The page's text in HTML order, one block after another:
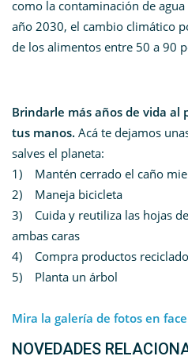
como la contaminación de
año 2030, el cambio climático
de los alimentos entre 50 a 90
Brindarle más años de vida
tus manos. Acá te dejamos
salves el planeta:
1) Mantén cerrado el caño
2) Maneja bicicleta
3) Cuida y reutiliza las hojas
ambas caras
4) Compra productos
5) Planta un árbol
Mira la galería de fotos en
NOVEDADES